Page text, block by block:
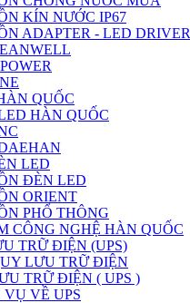
KÍN NƯỚC IP67
ADAPTER - LED DRIVER
QUỐC
HÀN QUỐC
LED
ĐÈN LED
ORIENT
PHỔ THÔNG
CÔNG NGHỆ HÀN QUỐC
TRỮ ĐIỆN (UPS)
LƯU TRỮ ĐIỆN
TRỮ ĐIỆN ( UPS )
VỤ VỀ UPS